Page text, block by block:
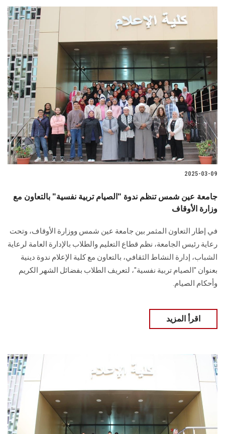
2025-03-09
جامعة عين شمس تنظم ندوة "الصيام تربية نفسية" بالتعاون مع
وزارة الأوقاف
في إطار التعاون المثمر بين جامعة عين شمس ووزارة الأوقاف، وتحت
رعاية رئيس الجامعة، نظم قطاع التعليم والطلاب بالإدارة العامة لرعاية
الشباب، إدارة النشاط الثقافي، بالتعاون مع كلية الإعلام ندوة دينية
بعنوان "الصيام تربية نفسية"، لتعريف الطلاب بفضائل الشهر الكريم
وأحكام الصيام.
اقرأ المزيد